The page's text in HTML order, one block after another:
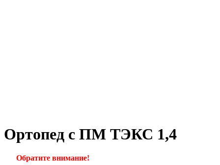
Ортопед с ПМ ТЭКС 1,4
Обратите внимание!